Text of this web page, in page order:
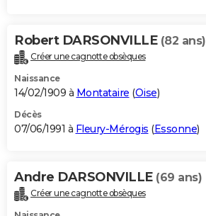
Robert DARSONVILLE (82 ans)
Créer une cagnotte obsèques
Naissance
14/02/1909 à Montataire (Oise)
Décès
07/06/1991 à Fleury-Mérogis (Essonne)
Andre DARSONVILLE (69 ans)
Créer une cagnotte obsèques